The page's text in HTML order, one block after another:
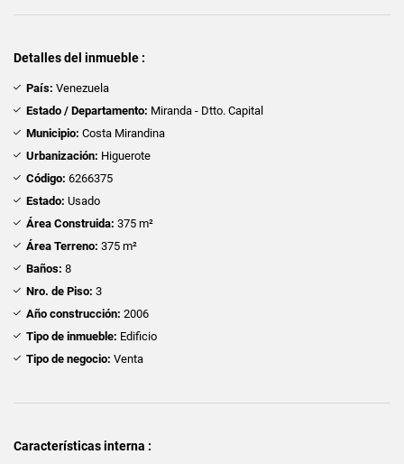
Detalles del inmueble :
País: Venezuela
Estado / Departamento: Miranda - Dtto. Capital
Municipio: Costa Mirandina
Urbanización: Higuerote
Código: 6266375
Estado: Usado
Área Construida: 375 m²
Área Terreno: 375 m²
Baños: 8
Nro. de Piso: 3
Año construcción: 2006
Tipo de inmueble: Edificio
Tipo de negocio: Venta
Características interna :